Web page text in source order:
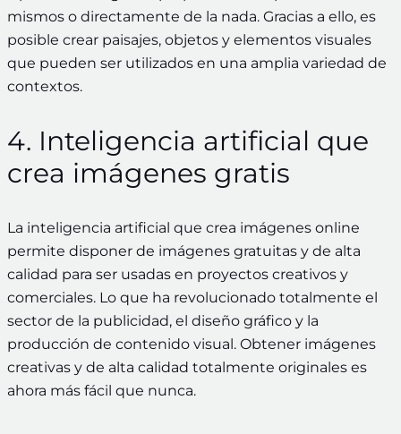
mismos o directamente de la nada. Gracias a ello, es
posible crear paisajes, objetos y elementos visuales
que pueden ser utilizados en una amplia variedad de
contextos.
4. Inteligencia artificial que
crea imágenes gratis
La inteligencia artificial que crea imágenes online
permite disponer de imágenes gratuitas y de alta
calidad para ser usadas en proyectos creativos y
comerciales. Lo que ha revolucionado totalmente el
sector de la publicidad, el diseño gráfico y la
producción de contenido visual. Obtener imágenes
creativas y de alta calidad totalmente originales es
ahora más fácil que nunca.